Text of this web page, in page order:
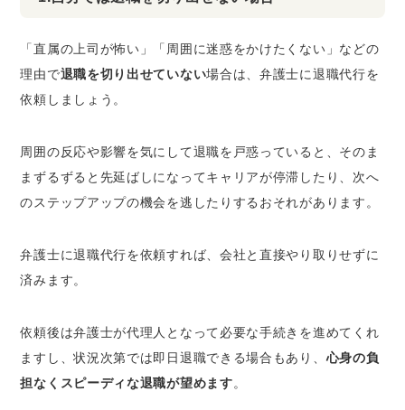
「直属の上司が怖い」「周囲に迷惑をかけたくない」などの
理由で退職を切り出せていない場合は、弁護士に退職代行を
依頼しましょう。
周囲の反応や影響を気にして退職を戸惑っていると、そのま
まずるずると先延ばしになってキャリアが停滞したり、次へ
のステップアップの機会を逃したりするおそれがあります。
弁護士に退職代行を依頼すれば、会社と直接やり取りせずに
済みます。
依頼後は弁護士が代理人となって必要な手続きを進めてくれ
ますし、状況次第では即日退職できる場合もあり、 心身の負
担なくスピーディな退職が望めます。